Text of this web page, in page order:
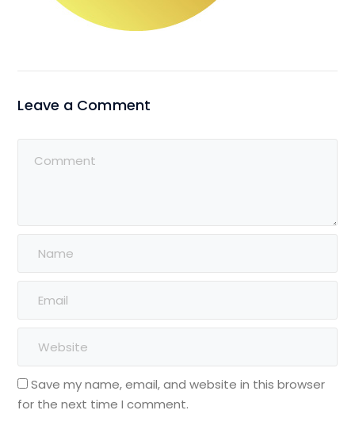
Leave a Comment
Save my name, email, and website in this browser
for the next time I comment.